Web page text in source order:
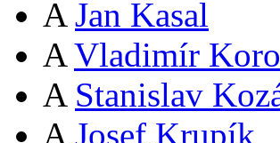
A Jan Kasal
A Vladimír
A Stanislav
A Josef Krupík